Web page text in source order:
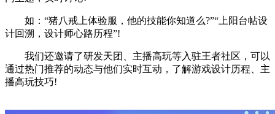
如：“猪八戒上体验服，他的技能你知道么?”“上阳台帖设
计回溯，设计师心路历程”!
我们还邀请了研发天团、主播高玩等入驻王者社区，可以
通过热门推荐的动态与他们实时互动，了解游戏设计历程、主
播高玩技巧!